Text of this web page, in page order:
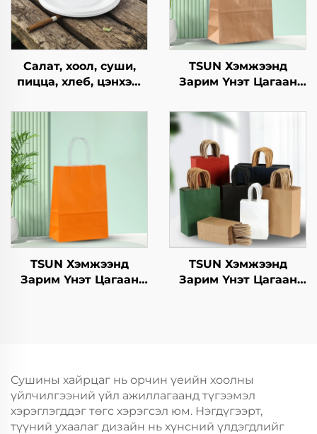
Салат, хоол, суши,
пицца, хлеб, цэнхэр,
гамбургерийг
зориулагдсан буцаж
ашиглах боломжтой
крафт хавтангаас
бүрдсэн дагуу, цэцэг,
хөнгөн хоолны
ашиглахад
TSUN Хэмжээнд
Зарим Үнэт Цагаан
Нэмэлт Ур чадвараар
Шинэ Жил,
Кристмасийн Хоолын
Пакинг Скрин Принт
TSUN Хэмжээнд
Зарим Үнэт Цагаан
Пластик Пакинг
TSUN Хэмжээнд
Зарим Үнэт Цагаан
Пластик Пакинг
Сушины хайрцаг нь орчин үеийн хоолны
үйлчилгээний үйл ажиллагаанд түгээмэл
хэрэглэгддэг төгс хэрэгсэл юм. Нэгдүгээрт,
түүний ухаалаг дизайн нь хүнсний үлдэгдлийг